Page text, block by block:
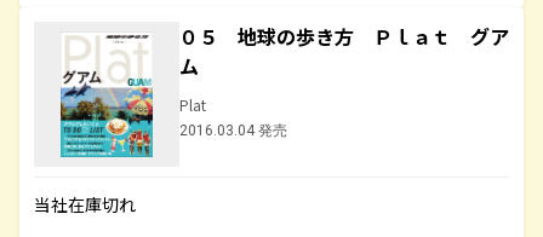
０５ 地球の歩き方 Ｐｌａｔ グア
ム
Plat
2016.03.04 発売
当社在庫切れ